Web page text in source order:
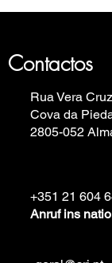
Contactos
Rua Vera
Cova da
2805-052
+351 21 604
Anruf ins